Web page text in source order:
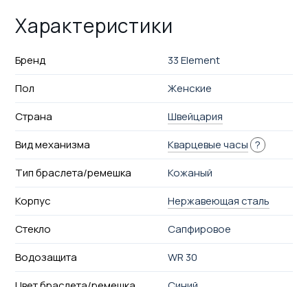
Характеристики
Бренд
33 Element
Пол
Женские
Страна
Швейцария
Вид механизма
Кварцевые часы ?
Тип браслета/ремешка
Кожаный
Корпус
Нержавеющая сталь
Стекло
Сапфировое
Водозащита
WR 30